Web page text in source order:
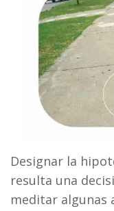
Designar la
resulta una
meditar algunas